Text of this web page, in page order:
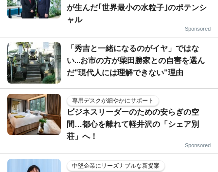
が生んだ｢世界最小の水粒子｣のポテンシ
ャル
Sponsored
「秀吉と一緒になるのがイヤ」ではな
い...お市の方が柴田勝家との自害を選ん
だ"現代人には理解できない"理由
専用デスクが細やかにサポート
ビジネスリーダーのための安らぎの空
間…都心を離れて軽井沢の「シェア別
荘」へ！
Sponsored
中堅企業にリーズナブルな新提案